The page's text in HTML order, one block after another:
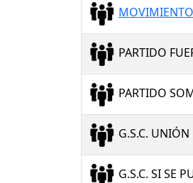
PARTIDO
PARTIDO
G.S.C. UNIÓN
G.S.C. SI SE